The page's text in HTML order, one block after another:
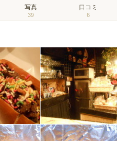
写真
39
口コミ
6